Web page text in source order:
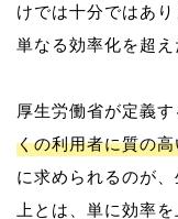
けでは十分ではあ
単なる効率化を超え
厚生労働省が定義
くの利用者に質の
に求められるのが
上とは、単に効率